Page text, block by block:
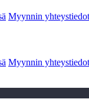
Myynnin yhteystiedot
Myynnin yhteystiedot